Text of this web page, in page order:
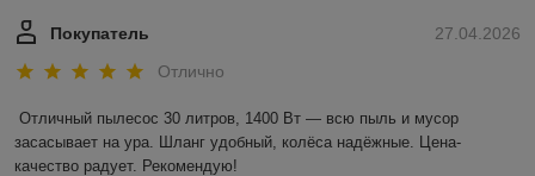
27.04.2026
Покупатель
Отлично
Отличный пылесос 30 литров, 1400 Вт — всю пыль и мусор
засасывает на ура. Шланг удобный, колёса надёжные. Цена-
качество радует. Рекомендую!